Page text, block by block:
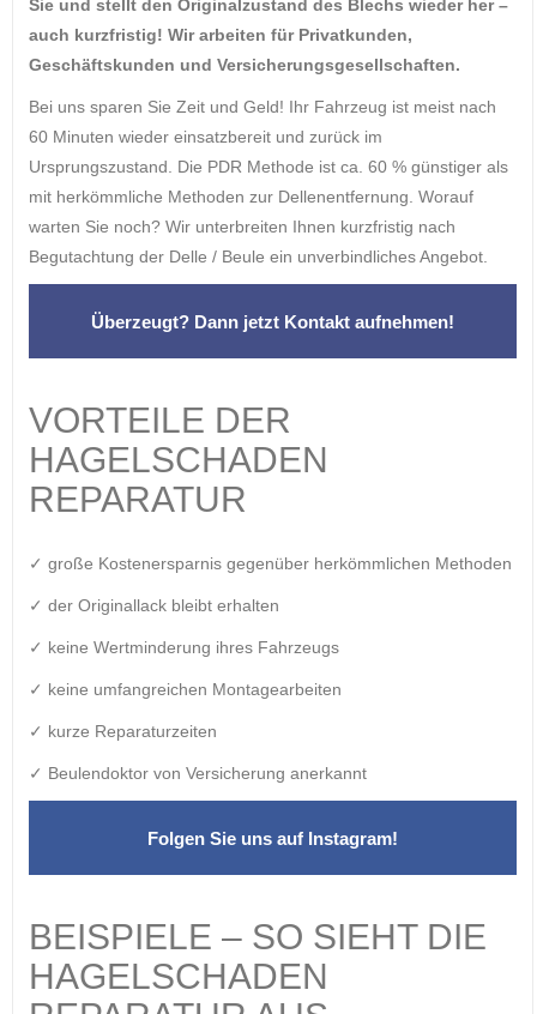
Sie und stellt den Originalzustand des Blechs wieder her –
auch kurzfristig! Wir arbeiten für Privatkunden,
Geschäftskunden und Versicherungsgesellschaften.
Bei uns sparen Sie Zeit und Geld! Ihr Fahrzeug ist meist nach
60 Minuten wieder einsatzbereit und zurück im
Ursprungszustand. Die PDR Methode ist ca. 60 % günstiger als
mit herkömmliche Methoden zur Dellenentfernung. Worauf
warten Sie noch? Wir unterbreiten Ihnen kurzfristig nach
Begutachtung der Delle / Beule ein unverbindliches Angebot.
Überzeugt? Dann jetzt Kontakt aufnehmen!
VORTEILE DER
HAGELSCHADEN
REPARATUR
✓ große Kostenersparnis gegenüber herkömmlichen Methoden
✓ der Originallack bleibt erhalten
✓ keine Wertminderung ihres Fahrzeugs
✓ keine umfangreichen Montagearbeiten
✓ kurze Reparaturzeiten
✓ Beulendoktor von Versicherung anerkannt
Folgen Sie uns auf Instagram!
BEISPIELE – SO SIEHT DIE
HAGELSCHADEN